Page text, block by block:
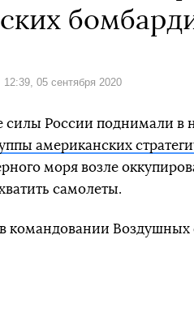
Дата:
12:39, 05 сентября 2020
России поднимали в
американских
моря возле
самолеты.
командовании Воздушных